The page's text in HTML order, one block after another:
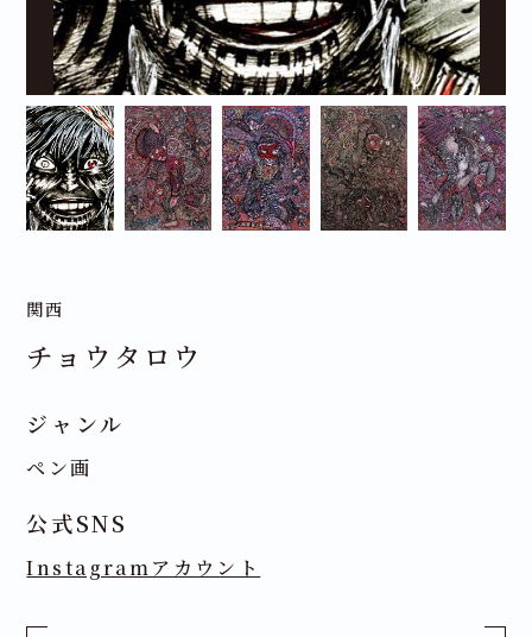
関西
チョウタロウ
ジャンル
ペン画
公式SNS
Instagramアカウント